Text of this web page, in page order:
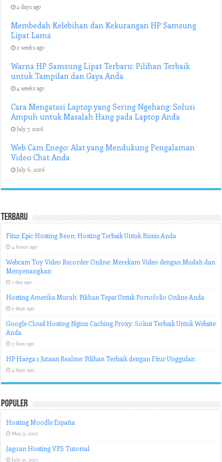
4 days ago
Membedah Kelebihan dan Kekurangan HP Samsung
Lipat Lama
2 weeks ago
Warna HP Samsung Lipat Terbaru: Pilihan Terbaik
untuk Tampilan dan Gaya Anda
4 weeks ago
Cara Mengatasi Laptop yang Sering Ngehang: Solusi
Ampuh untuk Masalah Hang pada Laptop Anda
July 7, 2026
Web Cam Enego: Alat yang Mendukung Pengalaman
Video Chat Anda
July 6, 2026
Terbaru
Fitur Epic Hosting Beon: Hosting Terbaik Untuk Bisnis Anda
4 hours ago
Webcam Toy Video Recorder Online: Merekam Video dengan Mudah dan
Menyenangkan
1 day ago
Hosting Amerika Murah: Pilihan Tepat Untuk Portofolio Online Anda
2 days ago
Google Cloud Hosting Nginx Caching Proxy: Solusi Terbaik Untuk Website
Anda
3 days ago
HP Harga 1 Jutaan Realme: Pilihan Terbaik dengan Fitur Unggulan
4 days ago
Populer
Hosting Moodle España
May 9, 2023
Jagoan Hosting VPS Tutorial
July 15, 2023